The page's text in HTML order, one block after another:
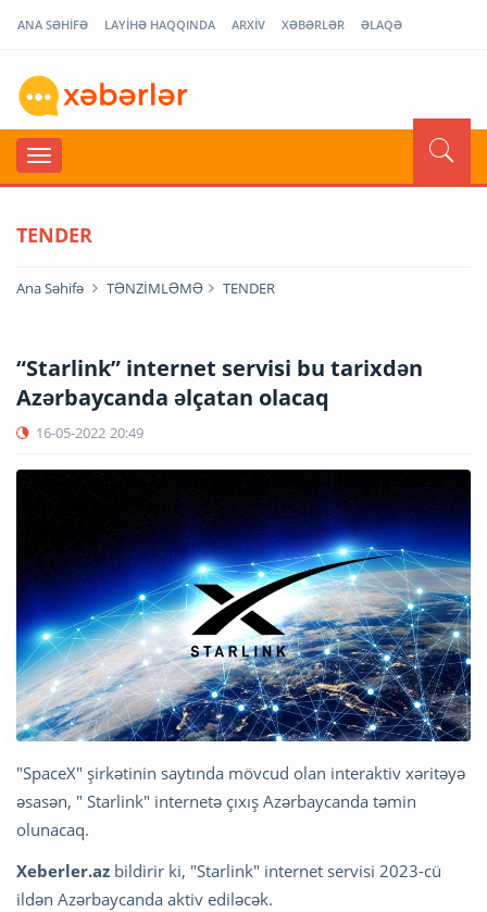
ANA SƏHİFƏ LAYİHƏ HAQQINDA ARXİV XƏBƏRLƏR ƏLAQƏ
TENDER
Ana Səhifə TƏNZİMLƏMƏ TENDER
“Starlink” internet servisi bu tarixdən
Azərbaycanda əlçatan olacaq
16-05-2022 20:49
"SpaceX" şirkətinin saytında mövcud olan interaktiv xəritəyə
əsasən, " Starlink" internetə çıxış Azərbaycanda təmin
olunacaq.
Xeberler.az bildirir ki, "Starlink" internet servisi 2023-cü
ildən Azərbaycanda aktiv ediləcək.